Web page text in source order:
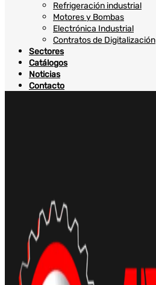
Refrigeración industrial
Motores y Bombas
Electrónica Industrial
Contratos de Digitalización
Sectores
Catálogos
Noticias
Contacto